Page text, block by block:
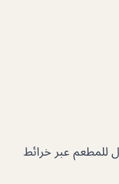
للمطعم عبر خرائط